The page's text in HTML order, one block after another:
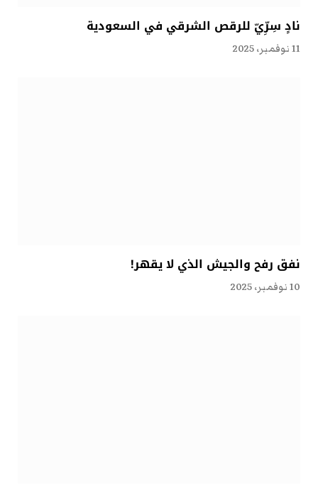
نادٍ سِرِّيّ للرقص الشرقي في السعودية
11 نوفمبر، 2025
نفق رفح والجيش الذي لا يقهر!
10 نوفمبر، 2025